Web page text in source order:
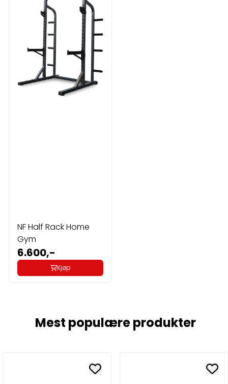
NF Half Rack Home
Gym
6.600,-
Kjøp
Mest populære produkter